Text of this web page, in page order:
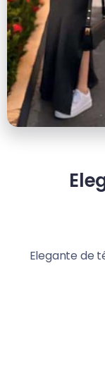
Elegante de